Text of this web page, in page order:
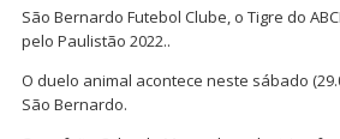
São Bernardo Futebol Clube, o Tigre do
pelo Paulistão 2022..
O duelo animal acontece neste sábado
São Bernardo.